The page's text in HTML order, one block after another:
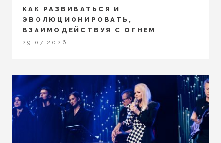
КАК РАЗВИВАТЬСЯ И
ЭВОЛЮЦИОНИРОВАТЬ,
ВЗАИМОДЕЙСТВУЯ С ОГНЕМ
29.07.2026